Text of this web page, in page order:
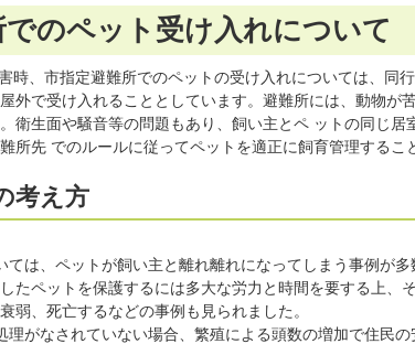
でのペット受け入れについて
時、市指定避難所でのペットの受け入れについては、同
外で受け入れることとしています。避難所には、動物が
衛生面や騒音等の問題もあり、飼い主とペ ットの同じ居
所先 でのルールに従ってペットを適正に飼育管理するこ
考え方
ては、ペットが飼い主と離れ離れになってしまう事例が多
たペットを保護するには多大な労力と時間を要する上、
弱、死亡するなどの事例も見られました。
理がなされていない場合、繁殖による頭数の増加で住民の